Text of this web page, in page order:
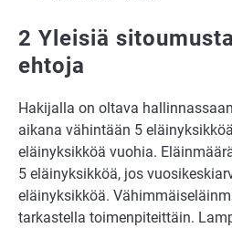
2 Yleisiä
ehtoja
Hakijalla on oltava hallinnassaan
aikana vähintään 5
eläinyksikköä vuohia.
5 eläinyksikköä, jos
eläinyksikköä.
tarkastella toimenpiteittäin.